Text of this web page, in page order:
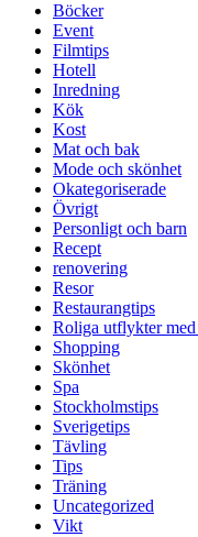
Böcker
Event
Filmtips
Hotell
Inredning
Kök
Kost
Mat och bak
Mode och skönhet
Okategoriserade
Övrigt
Personligt och barn
Recept
renovering
Resor
Restaurangtips
Roliga utflykter med
Shopping
Skönhet
Spa
Stockholmstips
Sverigetips
Tävling
Tips
Träning
Uncategorized
Vikt